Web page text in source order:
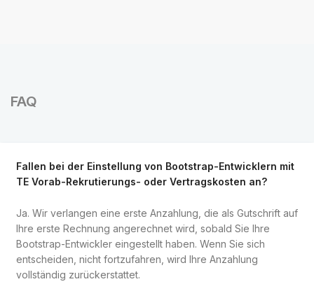
FAQ
Fallen bei der Einstellung von Bootstrap-Entwicklern mit
TE Vorab-Rekrutierungs- oder Vertragskosten an?
Ja. Wir verlangen eine erste Anzahlung, die als Gutschrift auf
Ihre erste Rechnung angerechnet wird, sobald Sie Ihre
Bootstrap-Entwickler eingestellt haben. Wenn Sie sich
entscheiden, nicht fortzufahren, wird Ihre Anzahlung
vollständig zurückerstattet.